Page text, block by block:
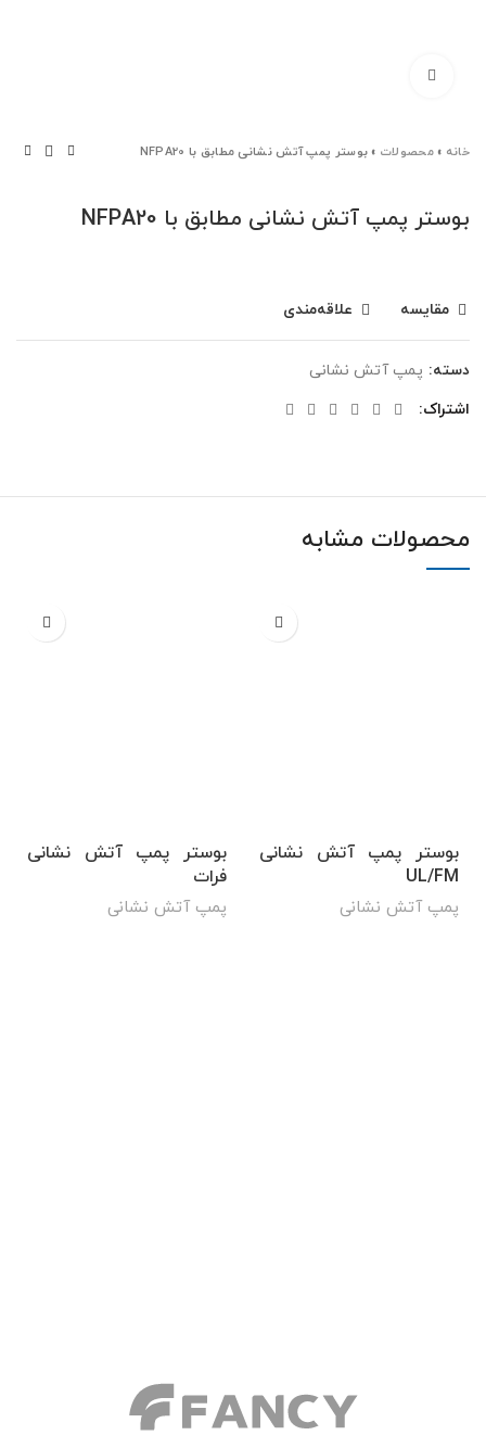
خانه »محصولات »بوستر پمپ آتش نشانی مطابق با NFPA20
بوستر پمپ آتش نشانی مطابق با NFPA20
مقایسه علاقه‌مندی
دسته: پمپ آتش نشانی
اشتراک
محصولات مشابه
بوستر پمپ آتش نشانی
UL/FM
پمپ آتش نشانی
بوستر پمپ آتش نشانی
فرات
پمپ آتش نشانی